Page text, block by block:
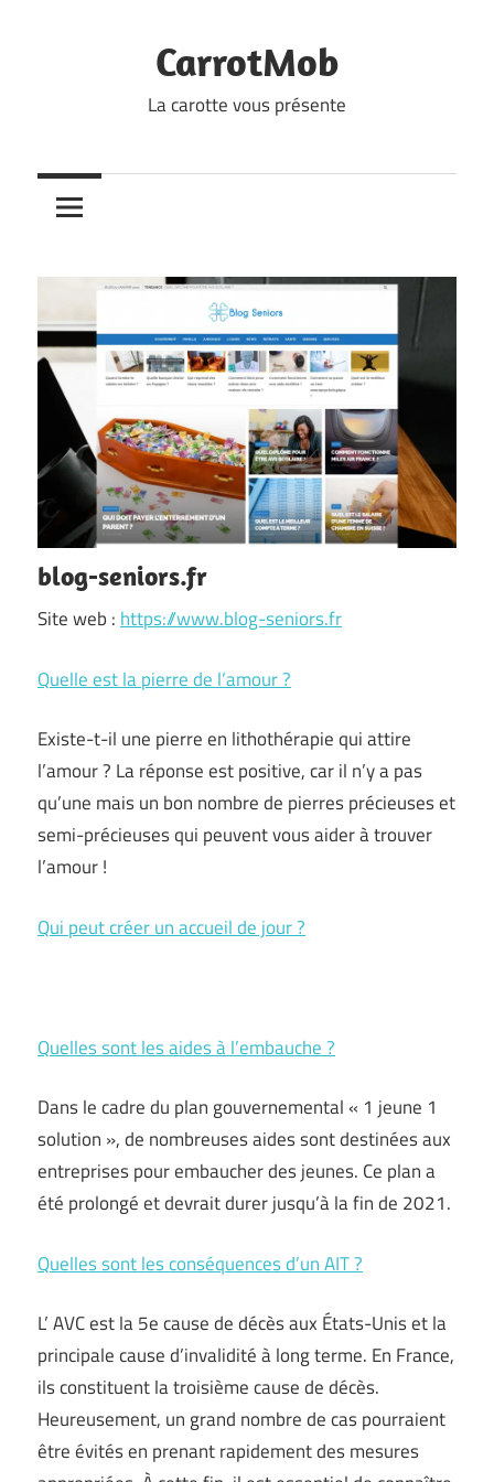
CarrotMob
La carotte vous présente
blog-seniors.fr
Site web : https://www.blog-seniors.fr
Quelle est la pierre de l’amour ?
Existe-t-il une pierre en lithothérapie qui attire
l’amour ? La réponse est positive, car il n’y a pas
qu’une mais un bon nombre de pierres précieuses et
semi-précieuses qui peuvent vous aider à trouver
l’amour !
Qui peut créer un accueil de jour ?
Quelles sont les aides à l’embauche ?
Dans le cadre du plan gouvernemental « 1 jeune 1
solution », de nombreuses aides sont destinées aux
entreprises pour embaucher des jeunes. Ce plan a
été prolongé et devrait durer jusqu’à la fin de 2021.
Quelles sont les conséquences d’un AIT ?
L’ AVC est la 5e cause de décès aux États-Unis et la
principale cause d’invalidité à long terme. En France,
ils constituent la troisième cause de décès.
Heureusement, un grand nombre de cas pourraient
être évités en prenant rapidement des mesures